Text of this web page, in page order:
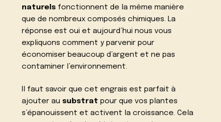
naturels fonctionnent de la même manière
que de nombreux composés chimiques. La
réponse est oui et aujourd’hui nous vous
expliquons comment y parvenir pour
économiser beaucoup d’argent et ne pas
contaminer l’environnement.
Il faut savoir que cet engrais est parfait à
ajouter au substrat pour que vos plantes
s’épanouissent et activent la croissance. Cela